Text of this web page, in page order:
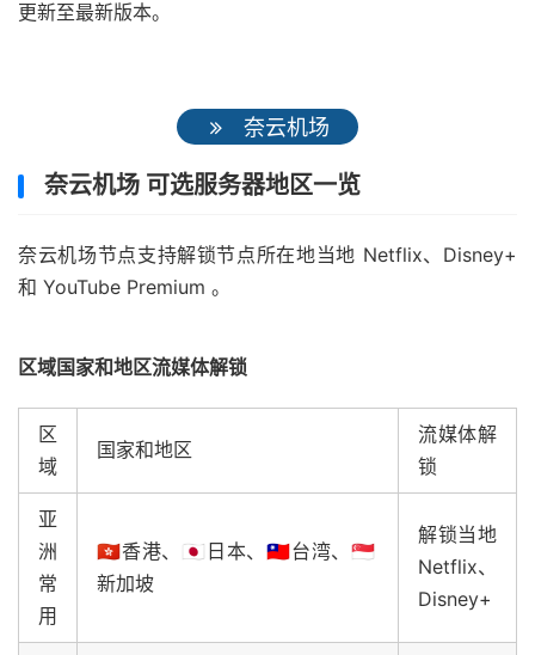
更新至最新版本。
奈云机场
奈云机场 可选服务器地区一览
奈云机场节点支持解锁节点所在地当地 Netflix、Disney+
和 YouTube Premium 。
区域国家和地区流媒体解锁
区
域
国家和地区
流媒体解
锁
亚
洲
常
用
🇭🇰香港、🇯🇵日本、🇹🇼台湾、🇸🇬
新加坡
解锁当地
Netflix、
Disney+